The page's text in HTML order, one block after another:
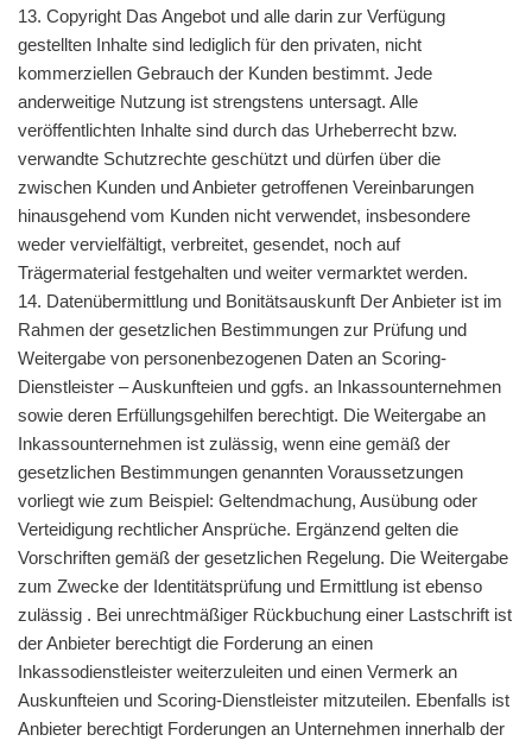
13. Copyright Das Angebot und alle darin zur Verfügung
gestellten Inhalte sind lediglich für den privaten, nicht
kommerziellen Gebrauch der Kunden bestimmt. Jede
anderweitige Nutzung ist strengstens untersagt. Alle
veröffentlichten Inhalte sind durch das Urheberrecht bzw.
verwandte Schutzrechte geschützt und dürfen über die
zwischen Kunden und Anbieter getroffenen Vereinbarungen
hinausgehend vom Kunden nicht verwendet, insbesondere
weder vervielfältigt, verbreitet, gesendet, noch auf
Trägermaterial festgehalten und weiter vermarktet werden.
14. Datenübermittlung und Bonitätsauskunft Der Anbieter ist im
Rahmen der gesetzlichen Bestimmungen zur Prüfung und
Weitergabe von personenbezogenen Daten an Scoring-
Dienstleister – Auskunfteien und ggfs. an Inkassounternehmen
sowie deren Erfüllungsgehilfen berechtigt. Die Weitergabe an
Inkassounternehmen ist zulässig, wenn eine gemäß der
gesetzlichen Bestimmungen genannten Voraussetzungen
vorliegt wie zum Beispiel: Geltendmachung, Ausübung oder
Verteidigung rechtlicher Ansprüche. Ergänzend gelten die
Vorschriften gemäß der gesetzlichen Regelung. Die Weitergabe
zum Zwecke der Identitätsprüfung und Ermittlung ist ebenso
zulässig . Bei unrechtmäßiger Rückbuchung einer Lastschrift ist
der Anbieter berechtigt die Forderung an einen
Inkassodienstleister weiterzuleiten und einen Vermerk an
Auskunfteien und Scoring-Dienstleister mitzuteilen. Ebenfalls ist
Anbieter berechtigt Forderungen an Unternehmen innerhalb der